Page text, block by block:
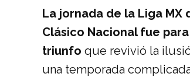
La jornada de la Liga
Clásico Nacional fue
triunfo que revivió la
una temporada